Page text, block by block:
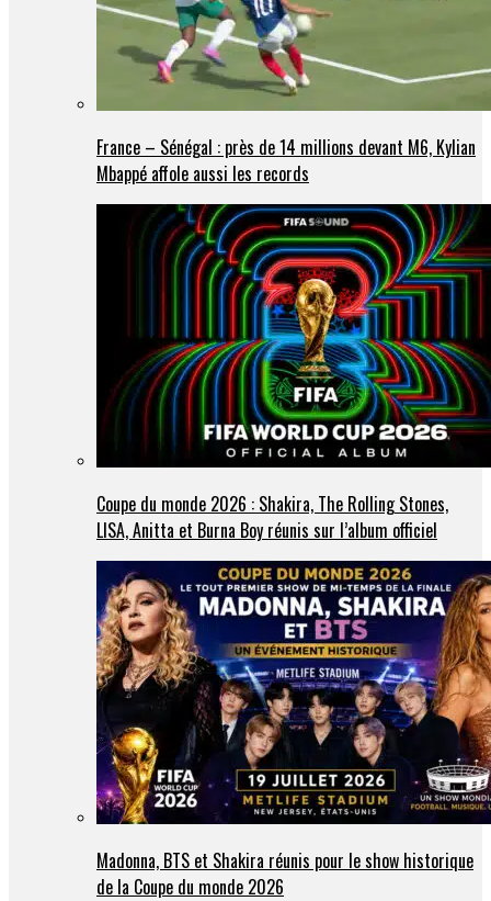
France – Sénégal : près de 14 millions devant M6, Kylian
Mbappé affole aussi les records
Coupe du monde 2026 : Shakira, The Rolling Stones,
LISA, Anitta et Burna Boy réunis sur l’album officiel
Madonna, BTS et Shakira réunis pour le show historique
de la Coupe du monde 2026